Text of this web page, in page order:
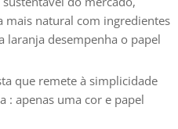
mais natural com ingredientes
laranja desempenha o papel
que remete à simplicidade
: apenas uma cor e papel